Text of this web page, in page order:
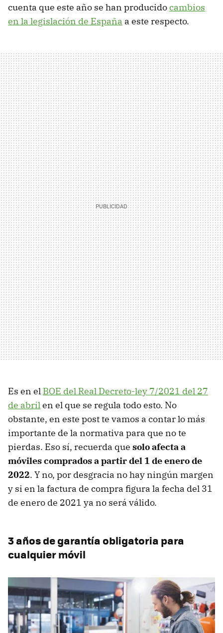
cuenta que este año se han producidocambios
en la legislación de España a este respecto.
Es en el BOE del Real Decreto-ley 7/2021 del 27
de abrilen el que se regula todo esto. No
obstante, en este post te vamos a contar lo más
importante de la normativa para que no te
pierdas. Eso sí, recuerda que solo afecta a
móviles comprados a partir del 1 de enero de
2022. Y no, por desgracia no hay ningún margen
y si en la factura de compra figura la fecha del 31
de enero de 2021 ya no será válido.
3 años de garantía obligatoria para
cualquier móvil